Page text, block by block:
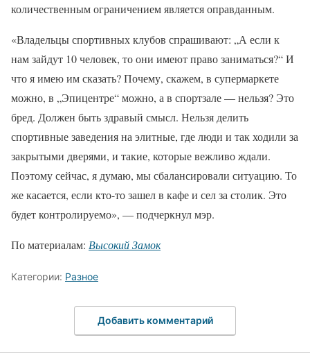
количественным ограничением является оправданным.
«Владельцы спортивных клубов спрашивают: „А если к
нам зайдут 10 человек, то они имеют право заниматься?“ И
что я имею им сказать? Почему, скажем, в супермаркете
можно, в „Эпицентре“ можно, а в спортзале — нельзя? Это
бред. Должен быть здравый смысл. Нельзя делить
спортивные заведения на элитные, где люди и так ходили за
закрытыми дверями, и такие, которые вежливо ждали.
Поэтому сейчас, я думаю, мы сбалансировали ситуацию. То
же касается, если кто-то зашел в кафе и сел за столик. Это
будет контролируемо», — подчеркнул мэр.
По материалам: Высокий Замок
Категории: Разное
Добавить комментарий